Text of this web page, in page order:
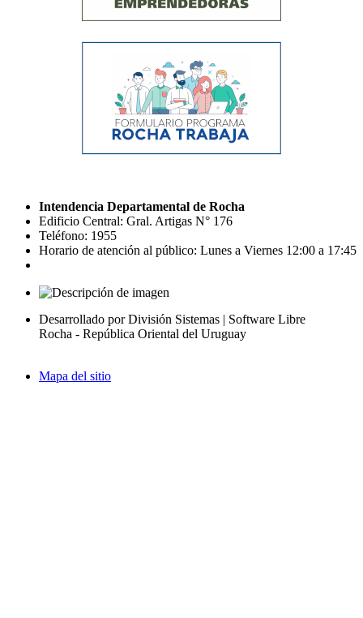
Intendencia Departamental de Rocha
Edificio Central: Gral. Artigas N° 176
Teléfono: 1955
Horario de atención al público: Lunes a Viernes 12:00 a 17:45
Desarrollado por División Sistemas | Software Libre
Rocha - República Oriental del Uruguay
Mapa del sitio